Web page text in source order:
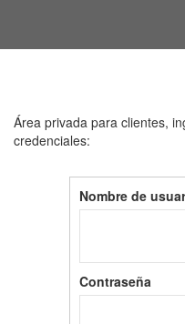
Área privada para clientes,
credenciales:
Nombre de
Contraseña